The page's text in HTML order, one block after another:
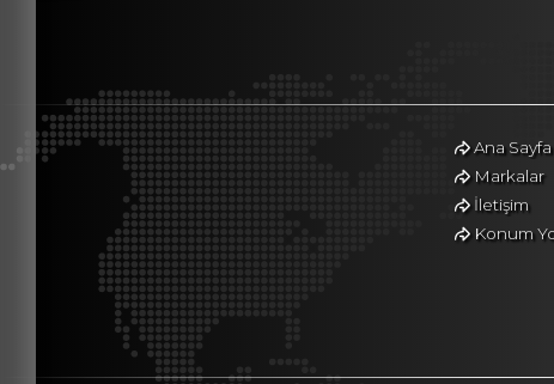
Ana Sayfa
Markalar
İletişim
Konum